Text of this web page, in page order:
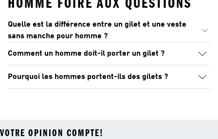
HOMME FOIRE AUX QUESTIONS
Quelle est la différence entre un gilet et une veste
sans manche pour homme ?
Comment un homme doit-il porter un gilet ?
Pourquoi les hommes portent-ils des gilets ?
VOTRE OPINION COMPTE!